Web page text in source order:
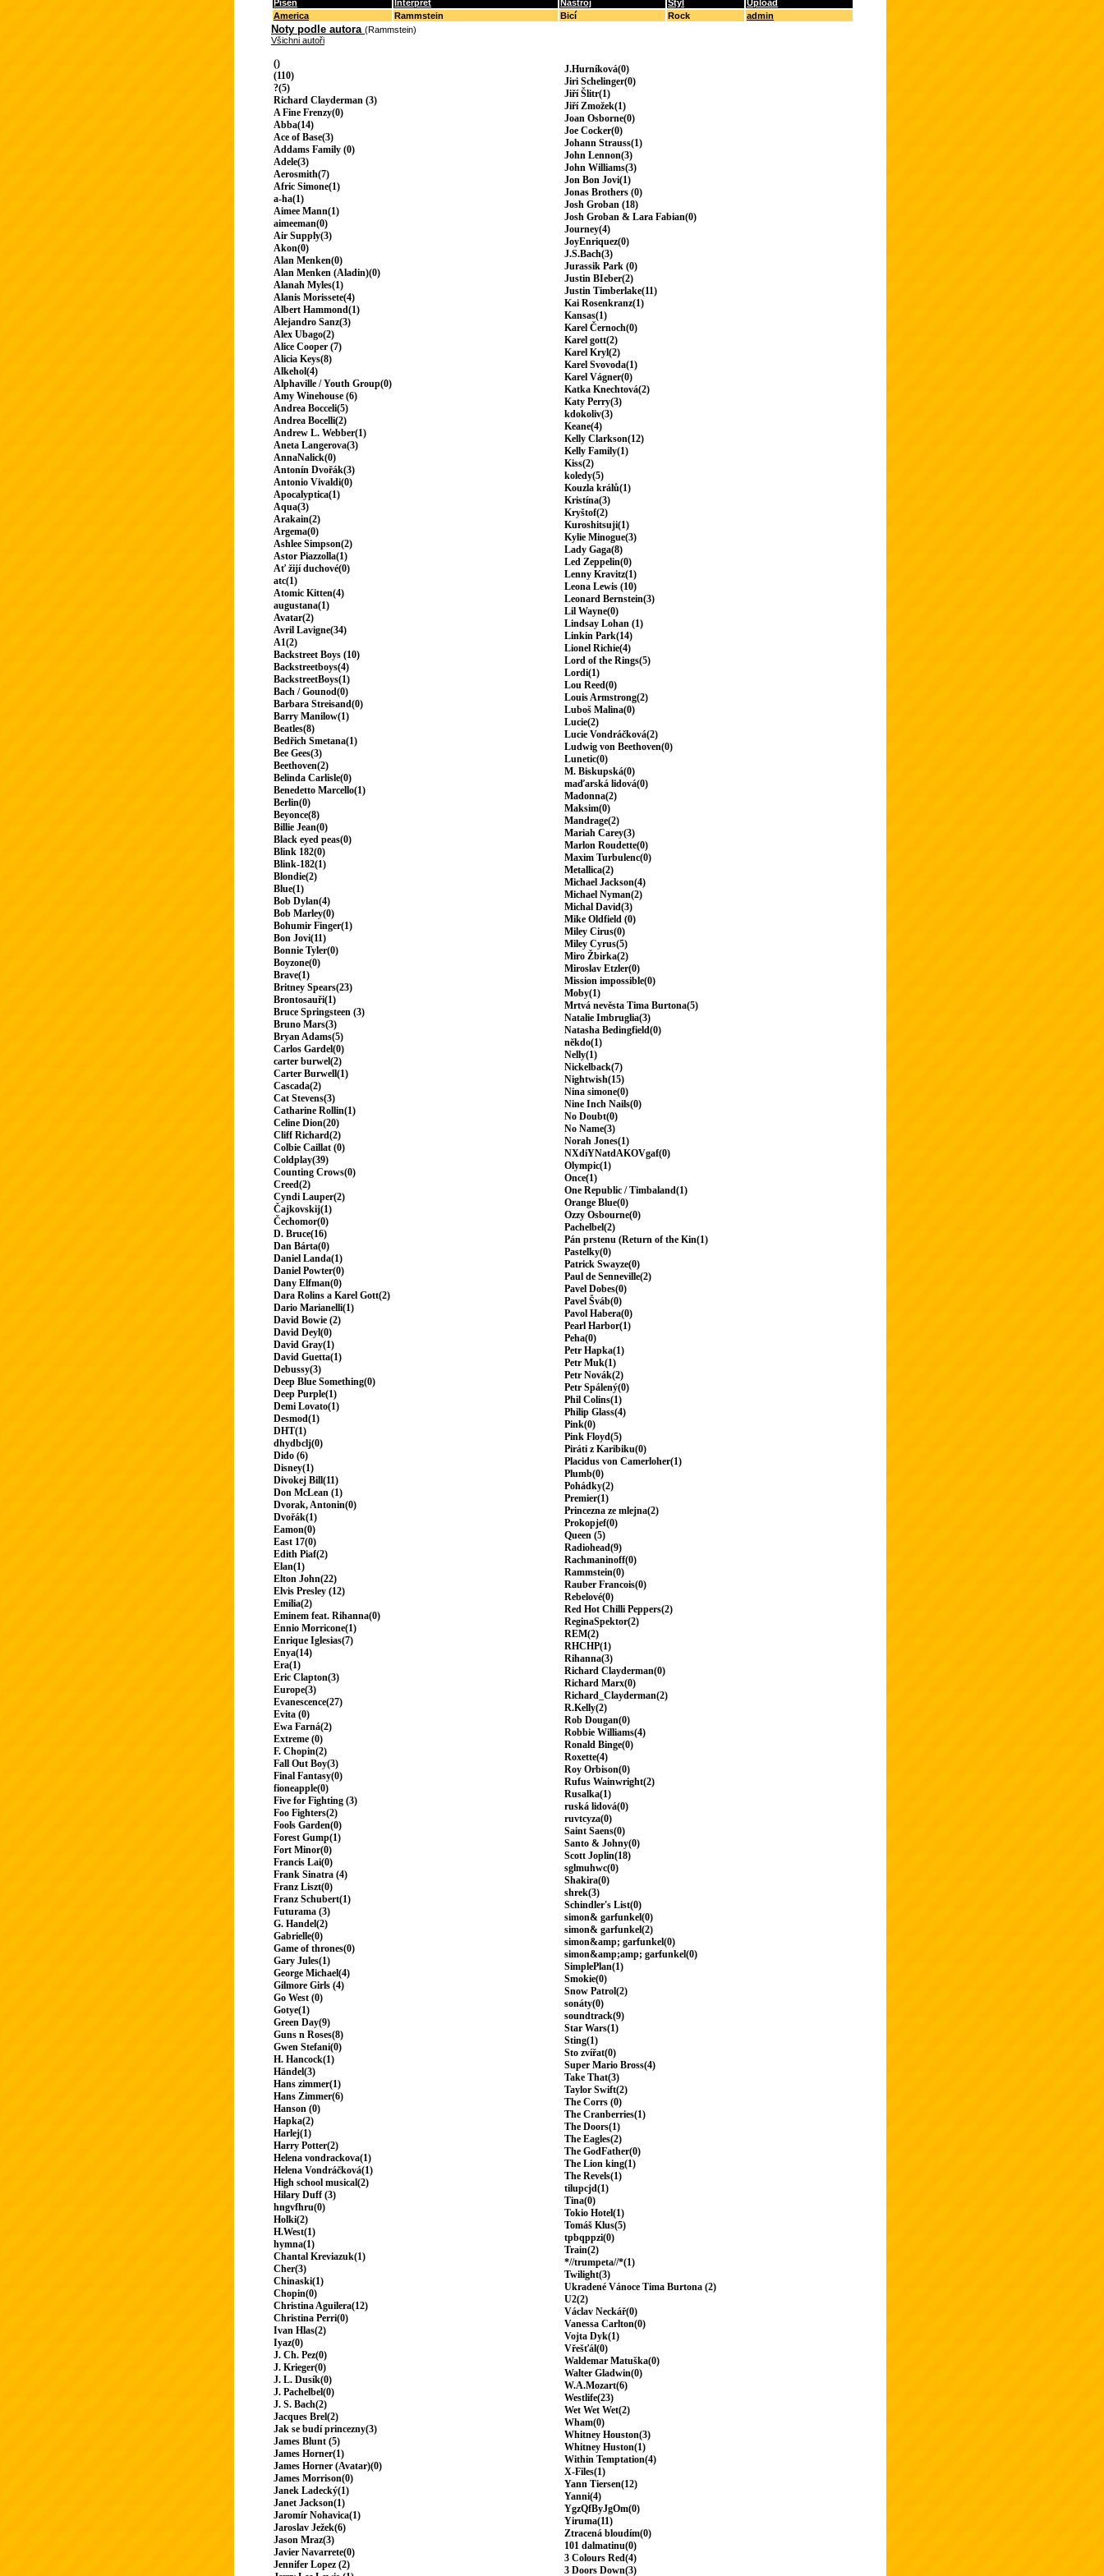
Píseň Interpret Nástroj Styl
Upload
America
Rammstein Bicí Rock admin
Noty podle autora (Rammstein)
Všichni autoři
()
(110)
?(5)
Richard Clayderman (3)
A Fine Frenzy(0)
Abba(14)
Ace of Base(3)
Addams Family (0)
Adele(3)
Aerosmith(7)
Afric Simone(1)
a-ha(1)
Aimee Mann(1)
aimeeman(0)
Air Supply(3)
Akon(0)
Alan Menken(0)
Alan Menken (Aladin)(0)
Alanah Myles(1)
Alanis Morissete(4)
Albert Hammond(1)
Alejandro Sanz(3)
Alex Ubago(2)
Alice Cooper (7)
Alicia Keys(8)
Alkehol(4)
Alphaville / Youth Group(0)
Amy Winehouse (6)
Andrea Bocceli(5)
Andrea Bocelli(2)
Andrew L. Webber(1)
Aneta Langerova(3)
AnnaNalick(0)
Antonín Dvořák(3)
Antonio Vivaldi(0)
Apocalyptica(1)
Aqua(3)
Arakain(2)
Argema(0)
Ashlee Simpson(2)
Astor Piazzolla(1)
Ať žijí duchové(0)
atc(1)
Atomic Kitten(4)
augustana(1)
Avatar(2)
Avril Lavigne(34)
A1(2)
Backstreet Boys (10)
Backstreetboys(4)
BackstreetBoys(1)
Bach / Gounod(0)
Barbara Streisand(0)
Barry Manilow(1)
Beatles(8)
Bedřich Smetana(1)
Bee Gees(3)
Beethoven(2)
Belinda Carlisle(0)
Benedetto Marcello(1)
Berlin(0)
Beyonce(8)
Billie Jean(0)
Black eyed peas(0)
Blink 182(0)
Blink-182(1)
Blondie(2)
Blue(1)
Bob Dylan(4)
Bob Marley(0)
Bohumir Finger(1)
Bon Jovi(11)
Bonnie Tyler(0)
Boyzone(0)
Brave(1)
Britney Spears(23)
Brontosauři(1)
Bruce Springsteen (3)
Bruno Mars(3)
Bryan Adams(5)
Carlos Gardel(0)
carter burwel(2)
Carter Burwell(1)
Cascada(2)
Cat Stevens(3)
Catharine Rollin(1)
Celine Dion(20)
Cliff Richard(2)
Colbie Caillat (0)
Coldplay(39)
Counting Crows(0)
Creed(2)
Cyndi Lauper(2)
Čajkovskij(1)
Čechomor(0)
D. Bruce(16)
Dan Bárta(0)
Daniel Landa(1)
Daniel Powter(0)
Dany Elfman(0)
Dara Rolins a Karel Gott(2)
Dario Marianelli(1)
David Bowie (2)
David Deyl(0)
David Gray(1)
David Guetta(1)
Debussy(3)
Deep Blue Something(0)
Deep Purple(1)
Demi Lovato(1)
Desmod(1)
DHT(1)
dhydbclj(0)
Dido (6)
Disney(1)
Divokej Bill(11)
Don McLean (1)
Dvorak, Antonin(0)
Dvořák(1)
Eamon(0)
East 17(0)
Edith Piaf(2)
Elan(1)
Elton John(22)
Elvis Presley (12)
Emilia(2)
Eminem feat. Rihanna(0)
Ennio Morricone(1)
Enrique Iglesias(7)
Enya(14)
Era(1)
Eric Clapton(3)
Europe(3)
Evanescence(27)
Evita (0)
Ewa Farná(2)
Extreme (0)
F. Chopin(2)
Fall Out Boy(3)
Final Fantasy(0)
fioneapple(0)
Five for Fighting (3)
Foo Fighters(2)
Fools Garden(0)
Forest Gump(1)
Fort Minor(0)
Francis Lai(0)
Frank Sinatra (4)
Franz Liszt(0)
Franz Schubert(1)
Futurama (3)
G. Handel(2)
Gabrielle(0)
Game of thrones(0)
Gary Jules(1)
George Michael(4)
Gilmore Girls (4)
Go West (0)
Gotye(1)
Green Day(9)
Guns n Roses(8)
Gwen Stefani(0)
H. Hancock(1)
Händel(3)
Hans zimmer(1)
Hans Zimmer(6)
Hanson (0)
Hapka(2)
Harlej(1)
Harry Potter(2)
Helena vondrackova(1)
Helena Vondráčková(1)
High school musical(2)
Hilary Duff (3)
hngvfhru(0)
Holki(2)
H.West(1)
hymna(1)
Chantal Kreviazuk(1)
Cher(3)
Chinaski(1)
Chopin(0)
Christina Aguilera(12)
Christina Perri(0)
Ivan Hlas(2)
Iyaz(0)
J. Ch. Pez(0)
J. Krieger(0)
J. L. Dusík(0)
J. Pachelbel(0)
J. S. Bach(2)
Jacques Brel(2)
Jak se budí princezny(3)
James Blunt (5)
James Horner(1)
James Horner (Avatar)(0)
James Morrison(0)
Janek Ladecký(1)
Janet Jackson(1)
Jaromír Nohavica(1)
Jaroslav Ježek(6)
Jason Mraz(3)
Javier Navarrete(0)
Jennifer Lopez (2)
J.Hurníková(0)
Jiri Schelinger(0)
Jiří Šlitr(1)
Jiří Zmožek(1)
Joan Osborne(0)
Joe Cocker(0)
Johann Strauss(1)
John Lennon(3)
John Williams(3)
Jon Bon Jovi(1)
Jonas Brothers (0)
Josh Groban (18)
Josh Groban & Lara Fabian(0)
Journey(4)
JoyEnriquez(0)
J.S.Bach(3)
Jurassik Park (0)
Justin BIeber(2)
Justin Timberlake(11)
Kai Rosenkranz(1)
Kansas(1)
Karel Černoch(0)
Karel gott(2)
Karel Kryl(2)
Karel Svovoda(1)
Karel Vágner(0)
Katka Knechtová(2)
Katy Perry(3)
kdokoliv(3)
Keane(4)
Kelly Clarkson(12)
Kelly Family(1)
Kiss(2)
koledy(5)
Kouzla králů(1)
Kristína(3)
Kryštof(2)
Kuroshitsuji(1)
Kylie Minogue(3)
Lady Gaga(8)
Led Zeppelin(0)
Lenny Kravitz(1)
Leona Lewis (10)
Leonard Bernstein(3)
Lil Wayne(0)
Lindsay Lohan (1)
Linkin Park(14)
Lionel Richie(4)
Lord of the Rings(5)
Lordi(1)
Lou Reed(0)
Louis Armstrong(2)
Luboš Malina(0)
Lucie(2)
Lucie Vondráčková(2)
Ludwig von Beethoven(0)
Lunetic(0)
M. Biskupská(0)
maďarská lidová(0)
Madonna(2)
Maksim(0)
Mandrage(2)
Mariah Carey(3)
Marlon Roudette(0)
Maxim Turbulenc(0)
Metallica(2)
Michael Jackson(4)
Michael Nyman(2)
Michal David(3)
Mike Oldfield (0)
Miley Cirus(0)
Miley Cyrus(5)
Miro Žbirka(2)
Miroslav Etzler(0)
Mission impossible(0)
Moby(1)
Mrtvá nevěsta Tima Burtona(5)
Natalie Imbruglia(3)
Natasha Bedingfield(0)
někdo(1)
Nelly(1)
Nickelback(7)
Nightwish(15)
Nina simone(0)
Nine Inch Nails(0)
No Doubt(0)
No Name(3)
Norah Jones(1)
NXdiYNatdAKOVgaf(0)
Olympic(1)
Once(1)
One Republic / Timbaland(1)
Orange Blue(0)
Ozzy Osbourne(0)
Pachelbel(2)
Pán prstenu (Return of the Kin(1)
Pastelky(0)
Patrick Swayze(0)
Paul de Senneville(2)
Pavel Dobes(0)
Pavel Šváb(0)
Pavol Habera(0)
Pearl Harbor(1)
Peha(0)
Petr Hapka(1)
Petr Muk(1)
Petr Novák(2)
Petr Spálený(0)
Phil Colins(1)
Philip Glass(4)
Pink(0)
Pink Floyd(5)
Piráti z Karibiku(0)
Placidus von Camerloher(1)
Plumb(0)
Pohádky(2)
Premier(1)
Princezna ze mlejna(2)
Prokopjef(0)
Queen (5)
Radiohead(9)
Rachmaninoff(0)
Rammstein(0)
Rauber Francois(0)
Rebelové(0)
Red Hot Chilli Peppers(2)
ReginaSpektor(2)
REM(2)
RHCHP(1)
Rihanna(3)
Richard Clayderman(0)
Richard Marx(0)
Richard_Clayderman(2)
R.Kelly(2)
Rob Dougan(0)
Robbie Williams(4)
Ronald Binge(0)
Roxette(4)
Roy Orbison(0)
Rufus Wainwright(2)
Rusalka(1)
ruská lidová(0)
ruvtcyza(0)
Saint Saens(0)
Santo & Johny(0)
Scott Joplin(18)
sglmuhwc(0)
Shakira(0)
shrek(3)
Schindler's List(0)
simon& garfunkel(0)
simon& garfunkel(2)
simon&amp; garfunkel(0)
simon&amp;amp; garfunkel(0)
SimplePlan(1)
Smokie(0)
Snow Patrol(2)
sonáty(0)
soundtrack(9)
Star Wars(1)
Sting(1)
Sto zvířat(0)
Super Mario Bross(4)
Take That(3)
Taylor Swift(2)
The Corrs (0)
The Cranberries(1)
The Doors(1)
The Eagles(2)
The GodFather(0)
The Lion king(1)
The Revels(1)
tilupcjd(1)
Tina(0)
Tokio Hotel(1)
Tomáš Klus(5)
tpbqppzi(0)
Train(2)
*//trumpeta//*(1)
Twilight(3)
Ukradené Vánoce Tima Burtona (2)
U2(2)
Václav Neckář(0)
Vanessa Carlton(0)
Vojta Dyk(1)
Vřešťál(0)
Waldemar Matuška(0)
Walter Gladwin(0)
W.A.Mozart(6)
Westlife(23)
Wet Wet Wet(2)
Wham(0)
Whitney Houston(3)
Whitney Huston(1)
Within Temptation(4)
X-Files(1)
Yann Tiersen(12)
Yanni(4)
YgzQfByJgOm(0)
Yiruma(11)
Ztracená bloudím(0)
101 dalmatinu(0)
3 Colours Red(4)
3 Doors Down(3)